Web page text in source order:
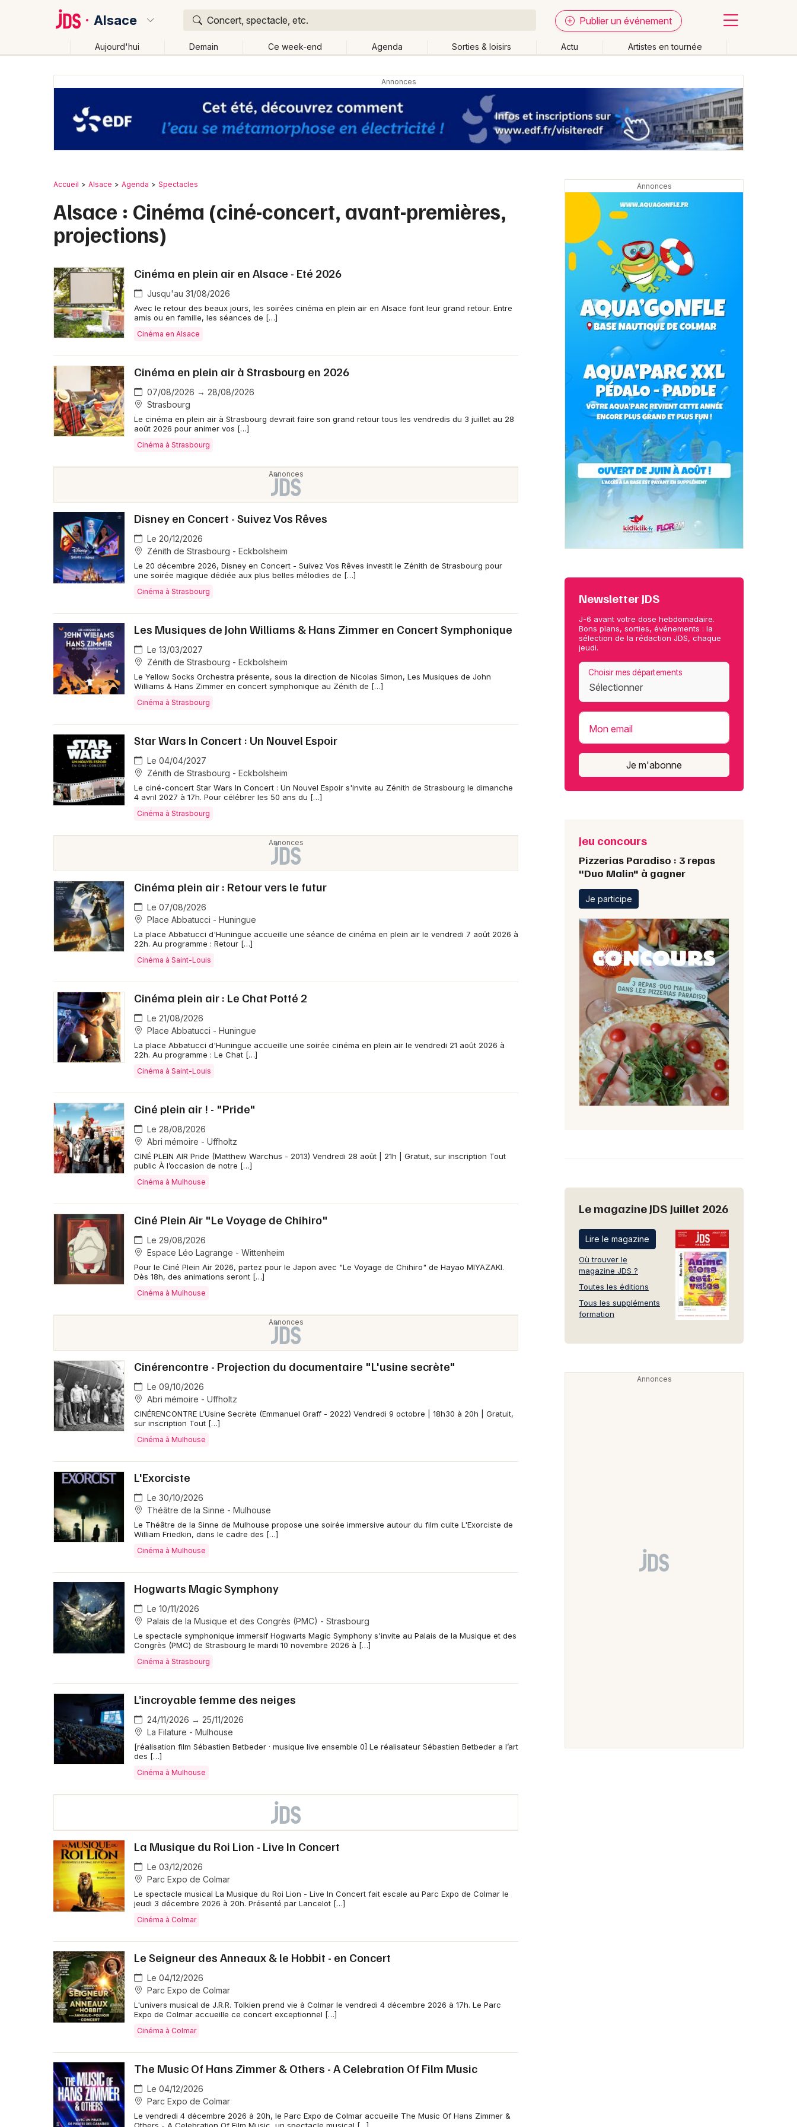
Alsace Concert, spectacle, etc. Publier un événement
Aujourd'hui Demain Ce week-end Agenda Sorties & loisirs Actu Artistes en tournée
Publier un événement
Grands événements
Manifestations
Spectacles
Soirées
Cinéma dans le Grand Est
Newsletter des sorties
Actus en Alsace
Actus tourisme & loisirs
Choisir mes départements
Mon email
Bordeaux
Mulhouse
Paris
Toulouse
Accueil Alsace Agenda Spectacles
Alsace : Cinéma (ciné-concert, avant-premières,
projections)
Cinéma en plein air en Alsace - Eté 2026
Jusqu'au 31/08/2026
Avec le retour des beaux jours, les soirées cinéma en plein air en Alsace font leur grand retour. Entre
amis ou en famille, les séances de […]
Cinéma en Alsace
Cinéma en plein air à Strasbourg en 2026
07/08/2026 → 28/08/2026
Strasbourg
Le cinéma en plein air à Strasbourg devrait faire son grand retour tous les vendredis du 3 juillet au 28
août 2026 pour animer vos […]
Cinéma à Strasbourg
Disney en Concert - Suivez Vos Rêves
Le 20/12/2026
Zénith de Strasbourg - Eckbolsheim
Le 20 décembre 2026, Disney en Concert - Suivez Vos Rêves investit le Zénith de Strasbourg pour
une soirée magique dédiée aux plus belles mélodies de […]
Cinéma à Strasbourg
Les Musiques de John Williams & Hans Zimmer en Concert Symphonique
Le 13/03/2027
Zénith de Strasbourg - Eckbolsheim
Le Yellow Socks Orchestra présente, sous la direction de Nicolas Simon, Les Musiques de John
Williams & Hans Zimmer en concert symphonique au Zénith de […]
Cinéma à Strasbourg
Star Wars In Concert : Un Nouvel Espoir
Le 04/04/2027
Zénith de Strasbourg - Eckbolsheim
Le ciné-concert Star Wars In Concert : Un Nouvel Espoir s'invite au Zénith de Strasbourg le dimanche
4 avril 2027 à 17h. Pour célébrer les 50 ans du […]
Cinéma à Strasbourg
Cinéma plein air : Retour vers le futur
Le 07/08/2026
Place Abbatucci - Huningue
La place Abbatucci d'Huningue accueille une séance de cinéma en plein air le vendredi 7 août 2026 à
22h. Au programme : Retour […]
Cinéma à Saint-Louis
Cinéma plein air : Le Chat Potté 2
Le 21/08/2026
Place Abbatucci - Huningue
La place Abbatucci d'Huningue accueille une soirée cinéma en plein air le vendredi 21 août 2026 à
22h. Au programme : Le Chat […]
Cinéma à Saint-Louis
Ciné plein air ! - "Pride"
Le 28/08/2026
Abri mémoire - Uffholtz
CINÉ PLEIN AIR Pride (Matthew Warchus - 2013) Vendredi 28 août | 21h | Gratuit, sur inscription Tout
public À l’occasion de notre […]
Cinéma à Mulhouse
Ciné Plein Air "Le Voyage de Chihiro"
Le 29/08/2026
Espace Léo Lagrange - Wittenheim
Pour le Ciné Plein Air 2026, partez pour le Japon avec "Le Voyage de Chihiro" de Hayao MIYAZAKI.
Dès 18h, des animations seront […]
Cinéma à Mulhouse
Cinérencontre - Projection du documentaire "L'usine secrète"
Le 09/10/2026
Abri mémoire - Uffholtz
CINÉRENCONTRE L’Usine Secrète (Emmanuel Graff - 2022) Vendredi 9 octobre | 18h30 à 20h | Gratuit,
sur inscription Tout […]
Cinéma à Mulhouse
L'Exorciste
Le 30/10/2026
Théâtre de la Sinne - Mulhouse
Le Théâtre de la Sinne de Mulhouse propose une soirée immersive autour du film culte L'Exorciste de
William Friedkin, dans le cadre des […]
Cinéma à Mulhouse
Hogwarts Magic Symphony
Le 10/11/2026
Palais de la Musique et des Congrès (PMC) - Strasbourg
Le spectacle symphonique immersif Hogwarts Magic Symphony s'invite au Palais de la Musique et des
Congrès (PMC) de Strasbourg le mardi 10 novembre 2026 à […]
Cinéma à Strasbourg
L’incroyable femme des neiges
24/11/2026 → 25/11/2026
La Filature - Mulhouse
[réalisation film Sébastien Betbeder · musique live ensemble 0] Le réalisateur Sébastien Betbeder a l’art
des […]
Cinéma à Mulhouse
La Musique du Roi Lion - Live In Concert
Le 03/12/2026
Parc Expo de Colmar
Le spectacle musical La Musique du Roi Lion - Live In Concert fait escale au Parc Expo de Colmar le
jeudi 3 décembre 2026 à 20h. Présenté par Lancelot […]
Cinéma à Colmar
Le Seigneur des Anneaux & le Hobbit - en Concert
Le 04/12/2026
Parc Expo de Colmar
L'univers musical de J.R.R. Tolkien prend vie à Colmar le vendredi 4 décembre 2026 à 17h. Le Parc
Expo de Colmar accueille ce concert exceptionnel […]
Cinéma à Colmar
The Music Of Hans Zimmer & Others - A Celebration Of Film Music
Le 04/12/2026
Parc Expo de Colmar
Le vendredi 4 décembre 2026 à 20h, le Parc Expo de Colmar accueille The Music Of Hans Zimmer &
Others - A Celebration Of Film Music, un spectacle musical […]
Newsletter JDS
J-6 avant votre dose hebdomadaire.
Bons plans, sorties, événements : la
sélection de la rédaction JDS, chaque
jeudi.
Choisir mes départements
Mon email
Je m'abonne
Jeu concours
Pizzerias Paradiso : 3 repas
"Duo Malin" à gagner
Je participe
Le magazine JDS Juillet 2026
Lire le magazine
Où trouver le
magazine JDS ?
Toutes les éditions
Tous les suppléments
formation
Près de moi Changer de lieu
Quand ? Effacer les dates
Aujourd'hui Demain Ce week-end Autre